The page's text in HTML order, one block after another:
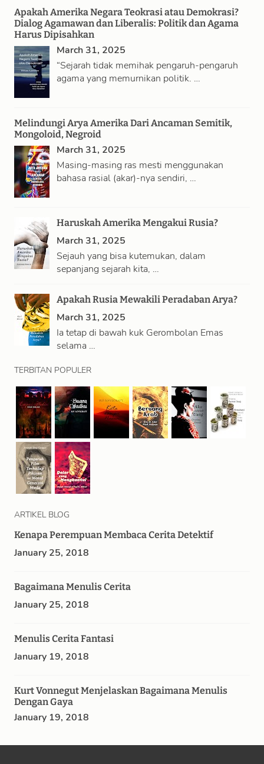
Apakah Amerika Negara Teokrasi atau Demokrasi?
Dialog Agamawan dan Liberalis: Politik dan Agama
Harus Dipisahkan
March 31, 2025
“Sejarah tidak memihak pengaruh-pengaruh
agama yang memurnikan politik. …
Melindungi Arya Amerika Dari Ancaman Semitik,
Mongoloid, Negroid
March 31, 2025
Masing-masing ras mesti menggunakan
bahasa rasial (akar)-nya sendiri, …
Haruskah Amerika Mengakui Rusia?
March 31, 2025
Sejauh yang bisa kutemukan, dalam
sepanjang sejarah kita, …
Apakah Rusia Mewakili Peradaban Arya?
March 31, 2025
Ia tetap di bawah kuk Gerombolan Emas
selama …
TERBITAN POPULER
ARTIKEL BLOG
Kenapa Perempuan Membaca Cerita Detektif
January 25, 2018
Bagaimana Menulis Cerita
January 25, 2018
Menulis Cerita Fantasi
January 19, 2018
Kurt Vonnegut Menjelaskan Bagaimana Menulis
Dengan Gaya
January 19, 2018